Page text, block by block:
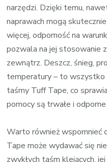
narzędzi. Dzięki temu,
naprawach mogą
więcej, odporność na
pozwala na jej stosowanie
zewnątrz. Deszcz, śnieg,
temperatury – to
taśmy Tuff Tape, co
pomocy są trwałe i
Warto również wspomnieć
Tape może wydawać się
zwykłych taśm klejących,